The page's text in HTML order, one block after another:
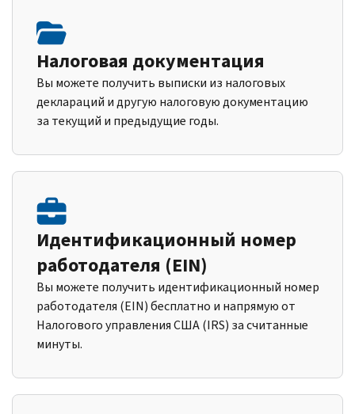
Налоговая документация
Вы можете получить выписки из налоговых
деклараций и другую налоговую документацию
за текущий и предыдущие годы.
Идентификационный номер
работодателя (EIN)
Вы можете получить идентификационный номер
работодателя (EIN) бесплатно и напрямую от
Налогового управления США (IRS) за считанные
минуты.